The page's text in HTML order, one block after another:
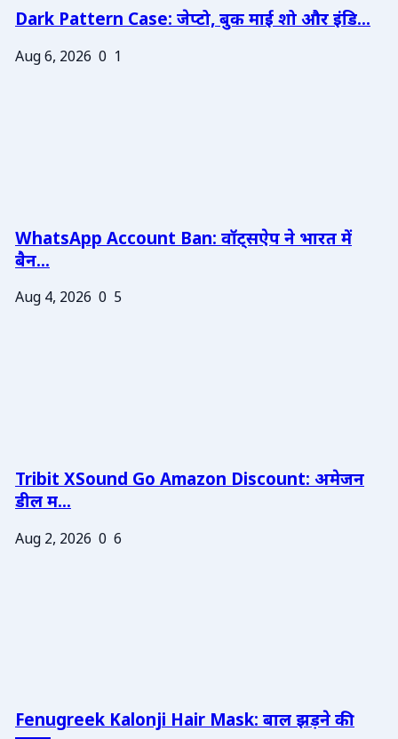
Dark Pattern Case: जेप्टो, बुक माई शो और इंडि...
Aug 6, 2026 0 1
WhatsApp Account Ban: वॉट्सऐप ने भारत में
बैन...
Aug 4, 2026 0 5
Tribit XSound Go Amazon Discount: अमेजन
डील म...
Aug 2, 2026 0 6
Fenugreek Kalonji Hair Mask: बाल झड़ने की